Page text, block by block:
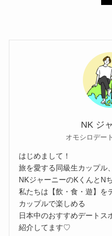
NK ジ
オモシロデー
はじめまして！
旅を愛する同級生カップル、
NKジャーニーのKくんとN
私たちは【飲・食・遊】を
カップルで楽しめる
日本中のおすすめデートス
紹介してます♡